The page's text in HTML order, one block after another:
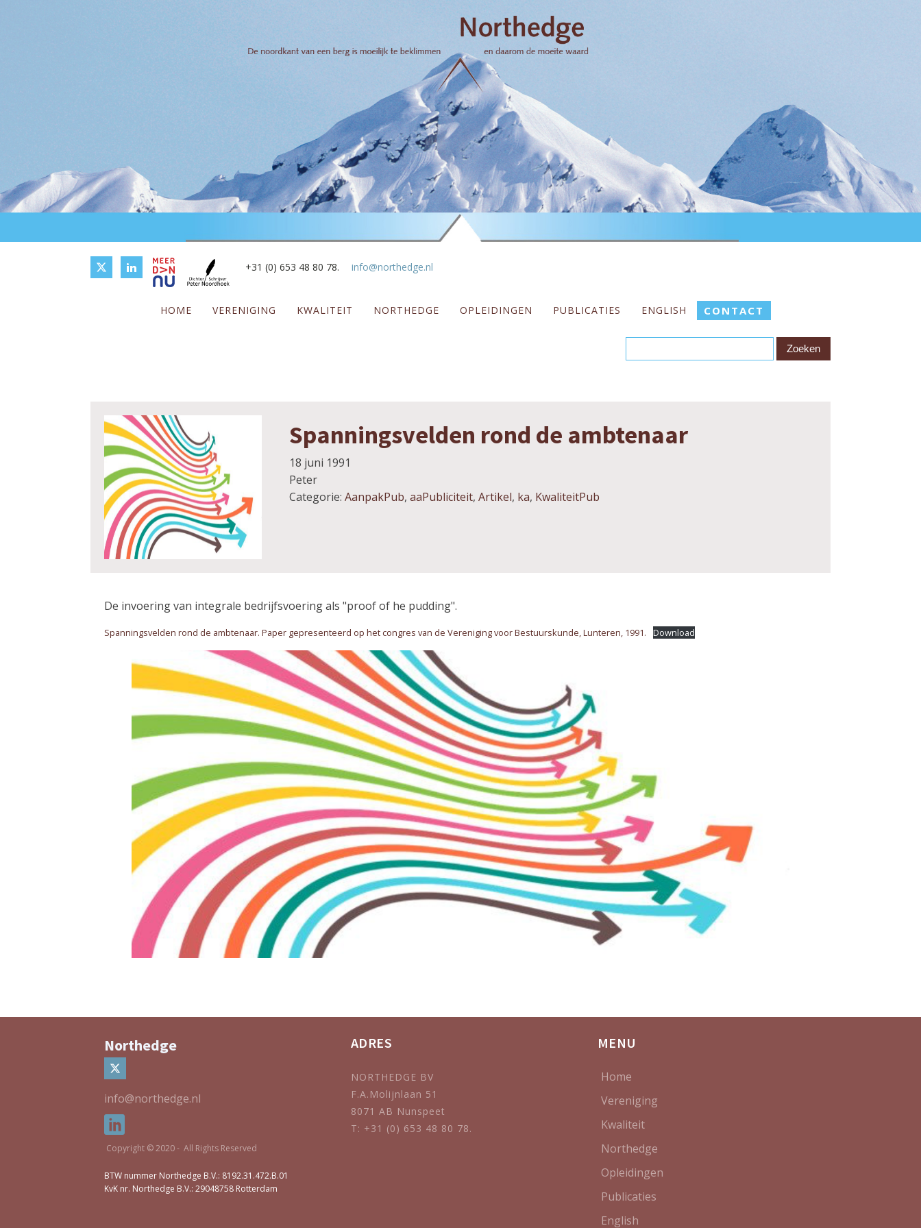
+31 (0) 653 48 80 78. info@northedge.nl
HOME VERENIGING KWALITEIT NORTHEDGE OPLEIDINGEN PUBLICATIES ENGLISH CONTACT
Spanningsvelden rond de ambtenaar
18 juni 1991
Peter
Categorie: AanpakPub, aaPubliciteit, Artikel, ka, KwaliteitPub
De invoering van integrale bedrijfsvoering als "proof of he pudding".
Spanningsvelden rond de ambtenaar. Paper gepresenteerd op het congres van de Vereniging voor Bestuurskunde, Lunteren, 1991. Download
Northedge
info@northedge.nl
Copyright © 2020 - All Rights Reserved
BTW nummer Northedge B.V.: 8192.31.472.B.01
KvK nr. Northedge B.V.: 29048758 Rotterdam
ADRES
NORTHEDGE BV
F.A.Molijnlaan 51
8071 AB Nunspeet
T: +31 (0) 653 48 80 78.
MENU
Home
Vereniging
Kwaliteit
Northedge
Opleidingen
Publicaties
English